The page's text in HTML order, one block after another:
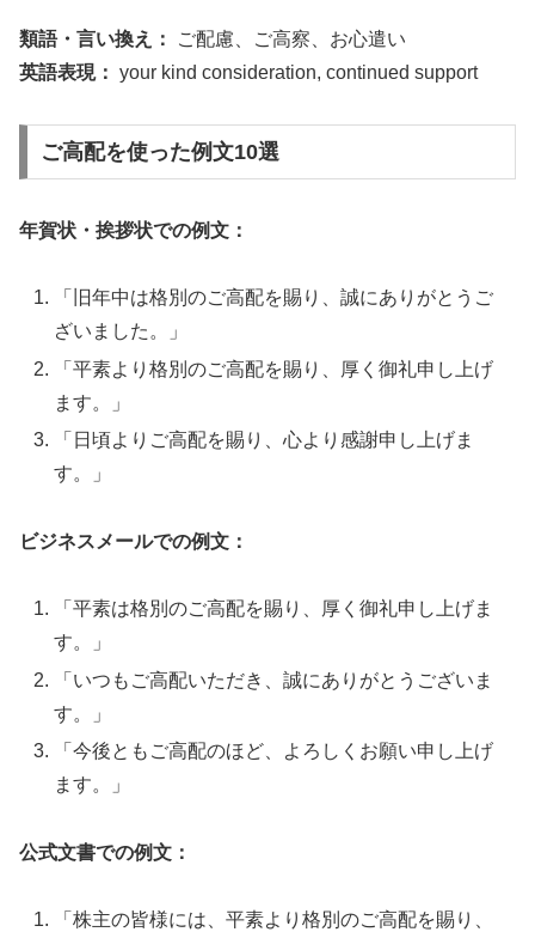
類語・言い換え：
ご配慮、ご高察、お心遣い
英語表現： your kind consideration, continued support
ご高配を使った例文10選
年賀状・挨拶状での例文：
「旧年中は格別のご高配を賜り、誠にありがとうご
ざいました。」
「平素より格別のご高配を賜り、厚く御礼申し上げ
ます。」
「日頃よりご高配を賜り、心より感謝申し上げま
す。」
ビジネスメールでの例文：
「平素は格別のご高配を賜り、厚く御礼申し上げま
す。」
「いつもご高配いただき、誠にありがとうございま
す。」
「今後ともご高配のほど、よろしくお願い申し上げ
ます。」
公式文書での例文：
「株主の皆様には、平素より格別のご高配を賜り、